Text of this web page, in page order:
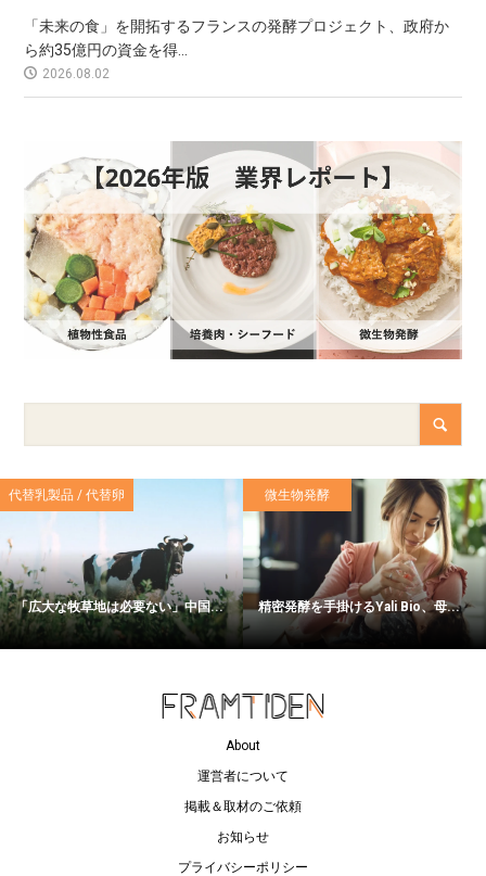
「未来の食」を開拓するフランスの発酵プロジェクト、政府か
ら約35億円の資金を得...
2026.08.02
代替乳製品 / 代替卵
「広大な牧草地は必要ない」中国...
微生物発酵
精密発酵を手掛けるYali Bio、母...
About
運営者について
掲載＆取材のご依頼
お知らせ
プライバシーポリシー